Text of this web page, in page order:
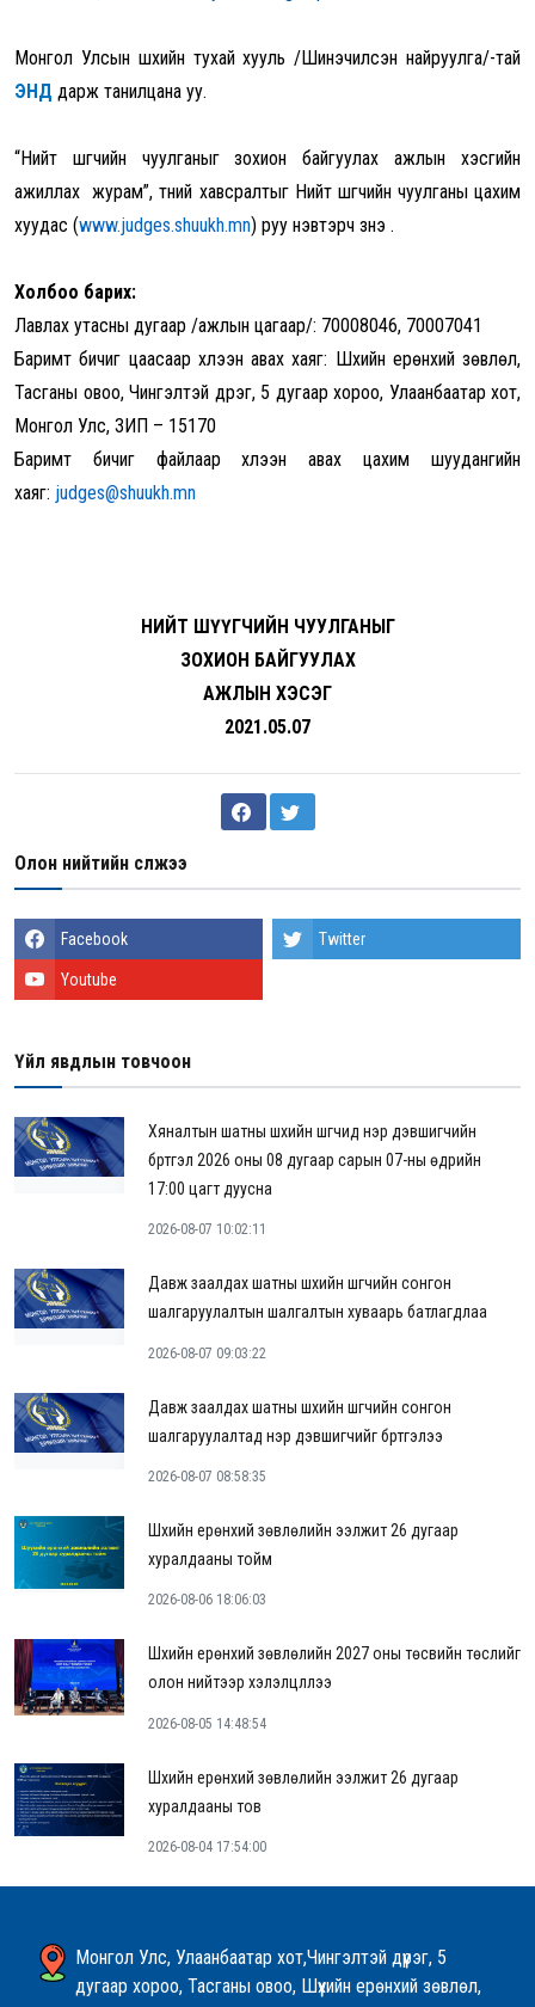
Монгол Улсын шүүхийн тухай хууль/Шинэчилсэн найруулга/-тай
ЭНД дарж танилцана уу.
“Нийт шүүгчийн чуулганыг зохион байгуулах ажлын хэсгийн
ажиллах журам”, түүний хавсралтыг Нийт шүүгчийн чуулганы цахим
хуудас (www.judges.shuukh.mn) руу нэвтэрч үзнэ үү.
Холбоо барих:
Лавлах утасны дугаар /ажлын цагаар/: 70008046, 70007041
Баримт бичиг цаасаар хүлээн авах хаяг: Шүүхийн ерөнхий зөвлөл,
Тасганы овоо, Чингэлтэй дүүрэг, 5 дугаар хороо, Улаанбаатар хот,
Монгол Улс, ЗИП – 15170
Баримт бичиг файлаар хүлээн авах цахим шуудангийн
хаяг: judges@shuukh.mn
НИЙТ ШҮҮГЧИЙН ЧУУЛГАНЫГ
ЗОХИОН БАЙГУУЛАХ
АЖЛЫН ХЭСЭГ
2021.05.07
Олон нийтийн сүлжээ
Facebook Twitter
Youtube
Үйл явдлын товчоон
Хяналтын шатны шүүхийн шүүгчид нэр дэвшигчийн
бүртгэл 2026 оны 08 дугаар сарын 07-ны өдрийн
17:00 цагт дуусна
2026-08-07 10:02:11
Давж заалдах шатны шүүхийн шүүгчийн сонгон
шалгаруулалтын шалгалтын хуваарь батлагдлаа
2026-08-07 09:03:22
Давж заалдах шатны шүүхийн шүүгчийн сонгон
шалгаруулалтад нэр дэвшигчийг бүртгэлээ
2026-08-07 08:58:35
Шүүхийн ерөнхий зөвлөлийн ээлжит 26 дугаар
хуралдааны тойм
2026-08-06 18:06:03
Шүүхийн ерөнхий зөвлөлийн 2027 оны төсвийн төслийг
олон нийтээр хэлэлцүүллээ
2026-08-05 14:48:54
Шүүхийн ерөнхий зөвлөлийн ээлжит 26 дугаар
хуралдааны тов
2026-08-04 17:54:00
Монгол Улс, Улаанбаатар хот,Чингэлтэй дүүрэг, 5
дугаар хороо, Тасганы овоо, Шүүхийн ерөнхий зөвлөл,